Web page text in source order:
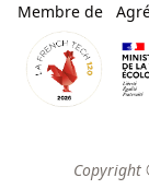
Membre de
Copyright